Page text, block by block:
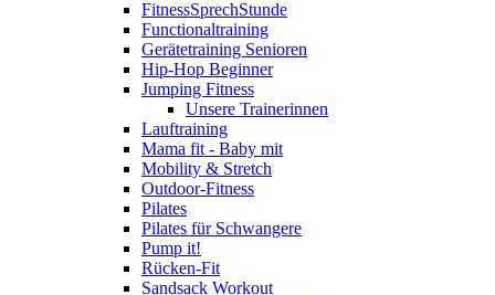
FitnessSprechStunde
Functionaltraining
Gerätetraining Senioren
Hip-Hop Beginner
Jumping Fitness
Unsere Trainerinnen
Lauftraining
Mama fit - Baby mit
Mobility & Stretch
Outdoor-Fitness
Pilates
Pilates für Schwangere
Pump it!
Rücken-Fit
Sandsack Workout